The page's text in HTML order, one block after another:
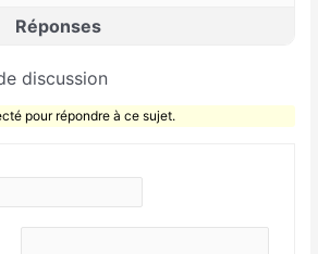
Réponses
discussion
pour répondre à ce sujet.